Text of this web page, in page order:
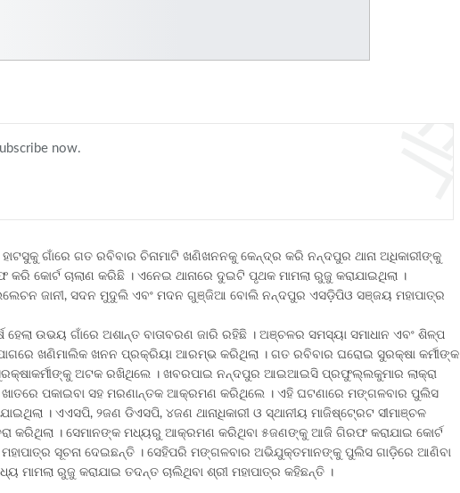
now.
ଗାଁରେ ଗତ ରବିବାର ଚିନାମାଟି ଖଣିଖନନକୁ କେନ୍ଦ୍ର କରି ନନ୍ଦପୁର ଥାନା ଅଧିକାରୀଙ୍କୁ
ଚାଲାଣ କରିଛି । ଏନେଇ ଥାନାରେ ଦୁଇଟି ପୃଥକ ମାମଲା ରୁଜୁ କରାଯାଇଥିଲା ।
ଜାନୀ, ସଦନ ମୁଦୁଲି ଏବଂ ମଦନ ଗୁଞ୍ଜିଆ ବୋଲି ନନ୍ଦପୁର ଏସଡ଼ିପିଓ ସଞ୍ଜୟ ମହାପାତ୍ର
ଉଭୟ ଗାଁରେ ଅଶାନ୍ତ ବାତାବରଣ ଜାରି ରହିଛି । ଅଞ୍ଚଳର ସମସ୍ୟା ସମାଧାନ ଏବଂ ଶିଳ୍ପ
ଖଣିମାଲିକ ଖନନ ପ୍ରକ୍ରିୟା ଆରମ୍ଭ କରିଥିଲା । ଗତ ରବିବାର ଘରୋଇ ସୁରକ୍ଷା କର୍ମୀଙ୍କ
ଅଟକ ରଖିଥିଲେ । ଖବରପାଇ ନନ୍ଦପୁର ଆଇଆଇସି ପ୍ରଫୁଲ୍ଲକୁମାର ଲାକ୍ରା
ପକାଇବା ସହ ମରଣାନ୍ତକ ଆକ୍ରମଣ କରିଥିଲେ । ଏହି ଘଟଣାରେ ମଙ୍ଗଳବାର ପୁଲିସ
। ଏଏସପି, ୨ଜଣ ଡିଏସପି, ୪ଜଣ ଥାନାଧିକାରୀ ଓ ସ୍ଥାନୀୟ ମାଜିଷ୍ଟେ୍ରଟ ସୀମାଞ୍ଚଳ
କରିଥିଲା । ସେମାନଙ୍କ ମଧ୍ୟରୁ ଆକ୍ରମଣ କରିଥିବା ୫ଜଣଙ୍କୁ ଆଜି ଗିରଫ କରାଯାଇ କୋର୍ଟ
ମହାପାତ୍ର ସୂଚନା ଦେଇଛନ୍ତି । ସେହିପରି ମଙ୍ଗଳବାର ଅଭିଯୁକ୍ତମାନଙ୍କୁ ପୁଲିସ ଗାଡ଼ିରେ ଆଣିବା
ରୁଜୁ କରାଯାଇ ତଦନ୍ତ ଚାଲିଥିବା ଶ୍ରୀ ମହାପାତ୍ର କହିଛନ୍ତି ।